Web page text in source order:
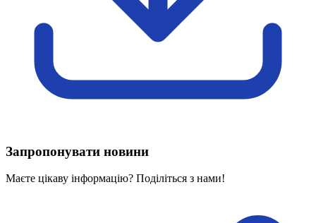
Харківська область
Херсонська область
Хмельницька область
Вивчаємо жестову мову
Дитяча сторінка
Новини про жестову мову
Запропонувати новини
Маєте цікаву інформацію? Поділіться з нами!